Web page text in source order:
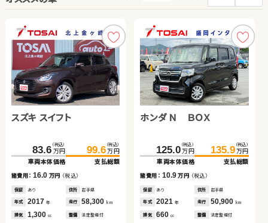
スズキ スイフト
83.6 （税込）
万円
車両本体価格
99.6 （税込）
万円
支払総額
諸費用：16.0 万円 （税込）
保証 あり 住所 岩手県
年式 2017 年 走行 58,300 km
排気 1,300 cc 整備 法定整備付
ホンダ Ｎ ＢＯＸ
125.0 （税込）
万円
車両本体価格
135.9 （税込）
万円
支払総額
諸費用： 10.9万円 （税込）
保証 あり 住所 岩手県
年式 2021年 走行 50,900 km
排気 660cc 整備 法定整備付
スズキ ワゴンＲ スマイル
140.5 （税込）
万円
車両本体価格
148.4 （税込）
万円
支払総額
諸費用：7.9万円（税込）
保証 なし 住所 埼玉県
年式 2021 年 走行 27,000 km
排気 660cc 整備 なし
スズキ スイフト
169.8万円
車両本体価格
諸費用：16.0万円 （税込）
保証 あり 住所 千葉県
日産 エクストレイル
50.1 （税込）
万円
車両本体価格
59.1 （税込）
万円
支払総額
諸費用：9.0万円（税込）
保証 なし 住所 埼玉県
年式 2009 年 走行 102,400km
排気 2,000 cc 整備 なし
トヨタ ノア
262.3 （税込）
万円
車両本体価格
271.8 （税込）
万円
支払総額
諸費用： 9.5万円（税込）
保証 あり 住所 茨城県
年式 2020年 走行 27,500 km
排気 2,000 整備 なし
日産 セレナ
119.9 （税込）
万円
車両本体価格
124.9 （税込）
万円
支払総額
諸費用：5.0万円（税込）
保証 あり 住所 徳島県
年式 2016 年 走行 71,000 km
排気 2,000 cc 整備 法定整備付
トヨタ プリウス
346.5 （税込）
万円
車両本体価格
360.4 （税込）
万円
支払総額
諸費用： 13.9万円 （税込）
保証 あり 住所 埼玉県
年式 2023年 走行 8,500km
排気 2,000 整備 法定整備付